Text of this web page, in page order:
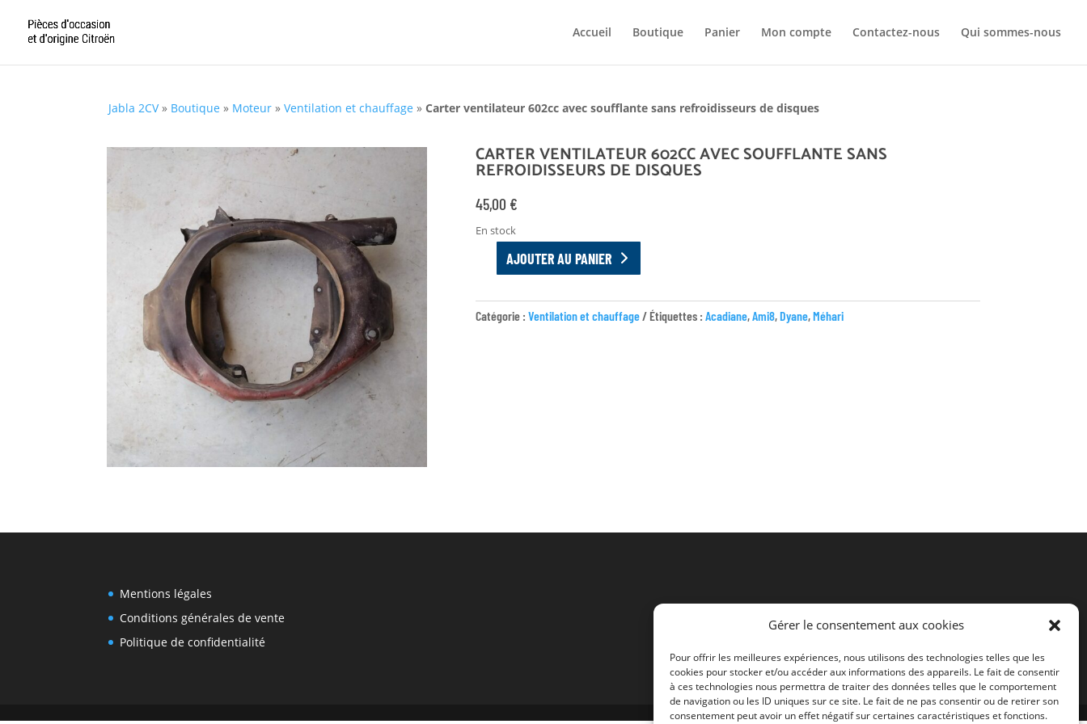
Gérer le consentement aux cookies
Pour offrir les meilleures expériences, nous utilisons des technologies telles que les
cookies pour stocker et/ou accéder aux informations des appareils. Le fait de consentir
à ces technologies nous permettra de traiter des données telles que le comportement
de navigation ou les ID uniques sur ce site. Le fait de ne pas consentir ou de retirer son
consentement peut avoir un effet négatif sur certaines caractéristiques et fonctions.
Accueil Boutique Panier Mon compte Contactez-nous Qui sommes-nous
Jabla 2CV» Boutique » Moteur »Ventilation et chauffage »Carter ventilateur 602cc avec soufflante sans refroidisseurs de disques
CARTER VENTILATEUR 602CC AVEC SOUFFLANTE SANS
REFROIDISSEURS DE DISQUES
45,00 €
En stock
QUANTITÉ
CARTER
VENTILATEUR
AJOUTER AU PANIER
Catégorie : Ventilation et chauffage Étiquettes : Acadiane,Ami8,Dyane,Méhari
Mentions légales
Conditions générales de vente
Politique de confidentialité